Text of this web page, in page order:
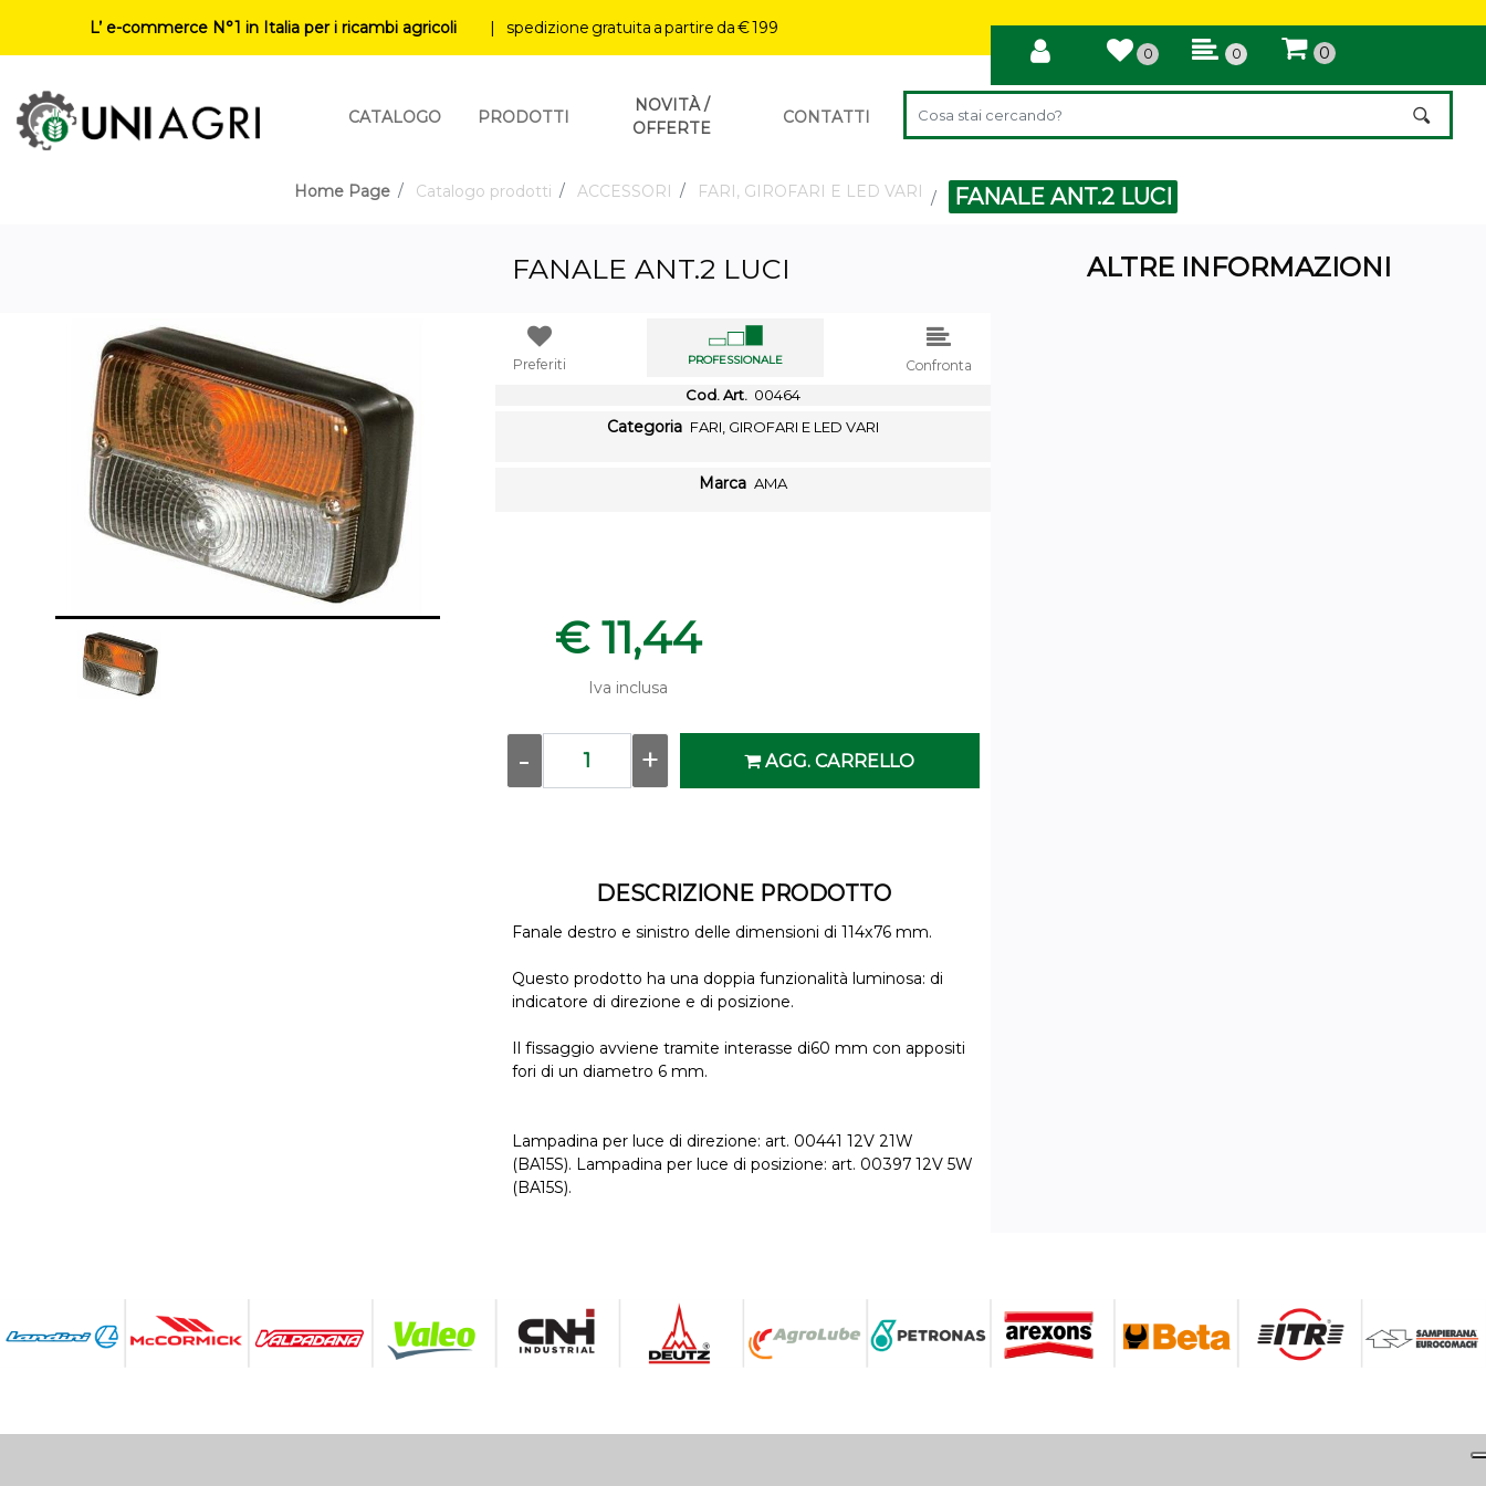
L’ e-commerce N°1 in Italia per i ricambi agricoli | spedizione gratuita a partire da € 199
0 0 0
CATALOGO PRODOTTI
NOVITÀ /
OFFERTE
CONTATTI
Changing a filter automatically updates the other available filters.
Home Page Catalogo prodotti ACCESSORI FARI, GIROFARI E LED VARI FANALE ANT.2 LUCI
FANALE ANT.2 LUCI
Preferiti PROFESSIONALE Confronta
Cod. Art. 00464
Categoria FARI, GIROFARI E LED VARI
Marca AMA
€ 11,44
Iva inclusa
AGG. CARRELLO
DESCRIZIONE PRODOTTO
Fanale destro e sinistro delle dimensioni di 114x76 mm.
Questo prodotto ha una doppia funzionalità luminosa: di
indicatore di direzione e di posizione.
Il fissaggio avviene tramite interasse di60 mm con appositi
fori di un diametro 6 mm.
Lampadina per luce di direzione: art. 00441 12V 21W
(BA15S). Lampadina per luce di posizione: art. 00397 12V 5W
(BA15S).
ALTRE INFORMAZIONI